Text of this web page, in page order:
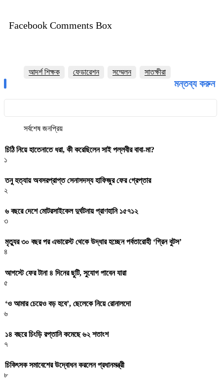
Facebook Comments Box
আদর্শ শিক্ষক ফেডারেশন সম্মেলন সাতক্ষীরা
মন্তব্য করুন
সর্বশেষ জনপ্রিয়
চিঠি নিয়ে হাতেনাতে ধরা, কী করেছিলেন সাই পল্লবীর বাবা-মা?
১
তনু হত্যায় অবসরপ্রাপ্ত সেনাসদস্য হাফিজুর ফের গ্রেপ্তার
২
৬ বছরে দেশে মোটরসাইকেল দুর্ঘটনায় প্রাণহানি ১৫৭১২
৩
মৃত্যুর ৩০ বছর পর এভারেস্ট থেকে উদ্ধার হচ্ছেন পর্বতারোহী ‘গ্রিন বুটস’
৪
আগস্টে ফের টানা ৪ দিনের ছুটি, সুযোগ পাবেন যারা
৫
‘ও আমার চেয়েও বড় হবে’, ছেলেকে নিয়ে রোনালদো
৬
১৪ বছরে চিংড়ি রপ্তানি কমেছে ৬২ শতাংশ
৭
চিকিৎসক সমাবেশের উদ্বোধন করলেন প্রধানমন্ত্রী
৮